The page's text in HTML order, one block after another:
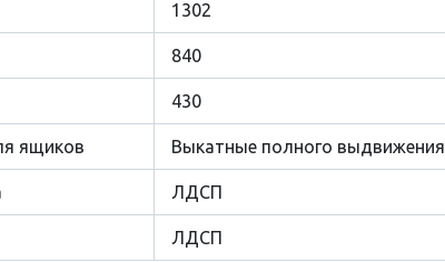
1302
840
430
ящиков Выкатные полного выдвижения
ЛДСП
ЛДСП